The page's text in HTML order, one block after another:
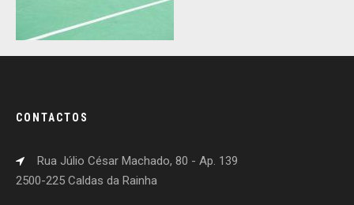
CONTACTOS
Rua Júlio César Machado, 80 - Ap. 139
2500-225 Caldas da Rainha